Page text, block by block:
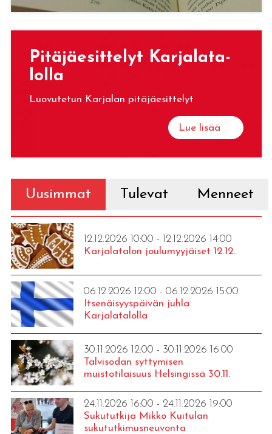
Pi­tä­jäe­sit­te­lyt Kar­ja­la­ta­
lol­la
Luovutetun Karjalan pitäjäesittelyt
Lue lisää
Uusimmat Tulevat Menneet
12.12.2026 10:00 - 12.12.2026 14:00
Karjalatalon joulumyyjäiset 12.12.
06.12.2026 12:00 - 06.12.2026 15:00
Itsenäisyyspäivän juhla
Karjalatalolla
30.11.2026 12:00 - 30.11.2026 16:00
Talvisodan syttymisen
muistotilaisuus Helsingissä 30.11.
24.11.2026 16:00 - 24.11.2026 19:00
Sukututkija Mikko Kuitulan
sukututkimusneuvonta